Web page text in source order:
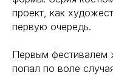
проект, как
первую очередь.
Первым фестивалем
попал по воле